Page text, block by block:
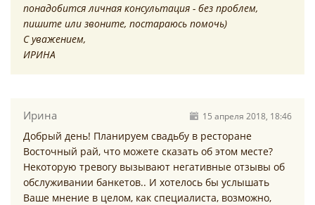
понадобится личная консультация - без проблем,
пишите или звоните, постараюсь помочь)
С уважением,
ИРИНА
Ирина 15 апреля 2018, 18:46
Добрый день! Планируем свадьбу в ресторане
Восточный рай, что можете сказать об этом месте?
Некоторую тревогу вызывают негативные отзывы об
обслуживании банкетов.. И хотелось бы услышать
Ваше мнение в целом, как специалиста, возможно,